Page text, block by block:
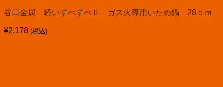
谷口金属 軽いすべすべⅡ ガス火専用いため鍋 28ｃｍ
¥2,178 (税込)